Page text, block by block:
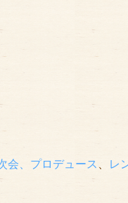
会、プロデュース
レ